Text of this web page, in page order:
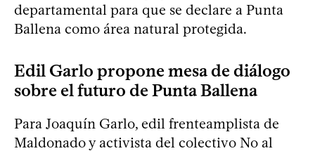
departamental para que se declare a Punta
Ballena como área natural protegida.
Edil Garlo propone mesa de diálogo
sobre el futuro de Punta Ballena
Para Joaquín Garlo, edil frenteamplista de
Maldonado y activista del colectivo No al